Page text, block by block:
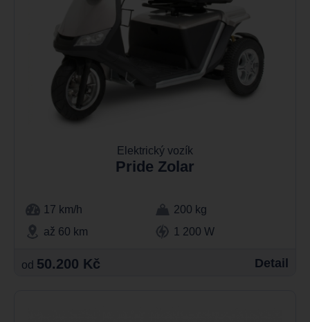
Elektrický vozík
Pride Zolar
17 km/h
200 kg
až 60 km
1 200 W
od 50.200 Kč Detail